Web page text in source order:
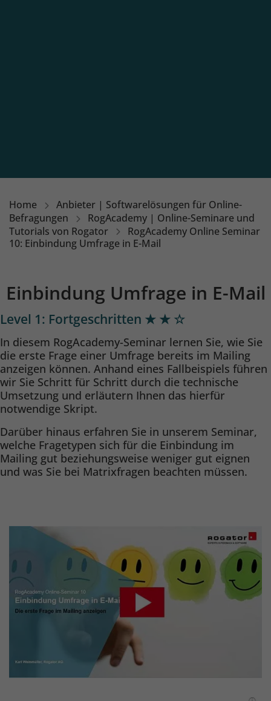
Home
Anbieter | Softwarelösungen für Online-
Befragungen
RogAcademy | Online-Seminare und
Tutorials von Rogator
RogAcademy Online Seminar
10: Einbindung Umfrage in E-Mail
Einleitung
Einbindung Umfrage in E-Mail
Level 1: Fortgeschritten ★ ★ ☆
In diesem RogAcademy-Seminar lernen Sie, wie Sie
die erste Frage einer Umfrage bereits im Mailing
anzeigen können. Anhand eines Fallbeispiels führen
wir Sie Schritt für Schritt durch die technische
Umsetzung und erläutern Ihnen das hierfür
notwendige Skript.
Darüber hinaus erfahren Sie in unserem Seminar,
welche Fragetypen sich für die Einbindung im
Mailing gut beziehungsweise weniger gut eignen
und was Sie bei Matrixfragen beachten müssen.